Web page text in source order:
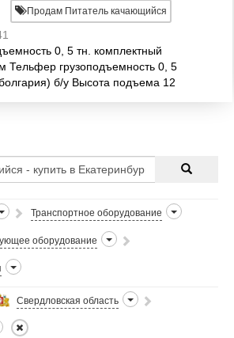
Продам Питатель качающийся
0, 5 тн. комплектный
Тельфер грузоподъемность 0, 5
б/у Высота подъема 12
Транспортное оборудование
оборудование
Свердловская область